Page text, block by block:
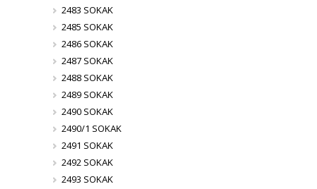
2483 SOKAK
2485 SOKAK
2486 SOKAK
2487 SOKAK
2488 SOKAK
2489 SOKAK
2490 SOKAK
2490/1 SOKAK
2491 SOKAK
2492 SOKAK
2493 SOKAK